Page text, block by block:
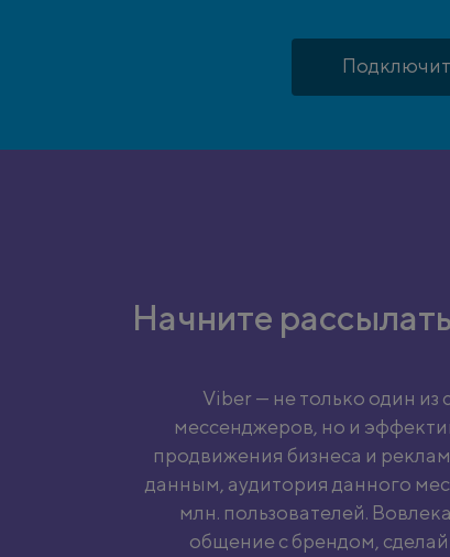
Начните
Viber — не только один
мессенджеров, но и
продвижения бизнеса и
данным, аудитория данного
млн. пользователей.
общение с брендом,